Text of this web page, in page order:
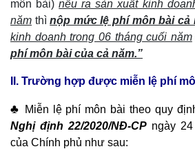
môn bài)nếu ra sản xuất kinh
năm thìnộp mức lệ phí môn bài cả
kinh doanh trong 06 tháng cuối năm
phí môn bài của cả năm.”
II. Trường hợp được miễn lệ phí
♣ Miễn lệ phí môn bài theo quy
Nghị định 22/2020/NĐ-CP ngày
của Chính phủ như sau: